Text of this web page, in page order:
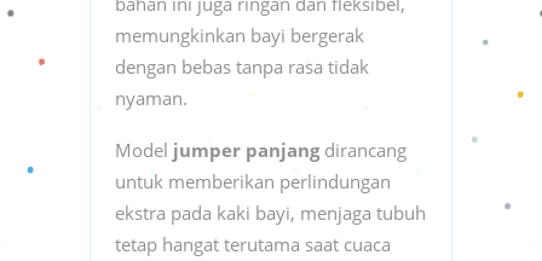
memungkinkan bayi bergerak
dengan bebas tanpa rasa tidak
nyaman.
Model jumper panjangdirancang
untuk memberikan perlindungan
ekstra pada kaki bayi, menjaga tubuh
tetap hangat terutama saat cuaca